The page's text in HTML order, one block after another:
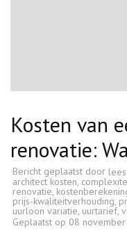
Kosten van
renovatie:
Bericht geplaatst door
architect kosten,
renovatie,
prijs-kwaliteitverhouding,
uurloon variatie, uurtarief,
Geplaatst op 08